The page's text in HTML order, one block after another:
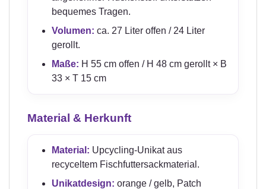
bequemes Tragen.
Volumen: ca. 27 Liter offen / 24 Liter
gerollt.
Maße: H 55 cm offen / H 48 cm gerollt × B
33 × T 15 cm
Material & Herkunft
Material: Upcycling-Unikat aus
recyceltem Fischfuttersackmaterial.
Unikatdesign: orange / gelb, Patch